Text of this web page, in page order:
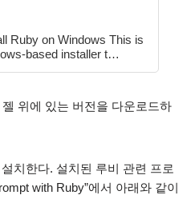
Ruby on Windows This is
based installer t…
위에 있는 버전을 다운로드하
치한다. 설치된 루비 관련 프로
with Ruby”에서 아래와 같이